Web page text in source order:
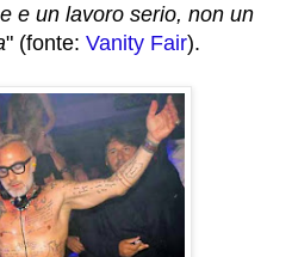
e un lavoro serio, non un
" (fonte: Vanity Fair).